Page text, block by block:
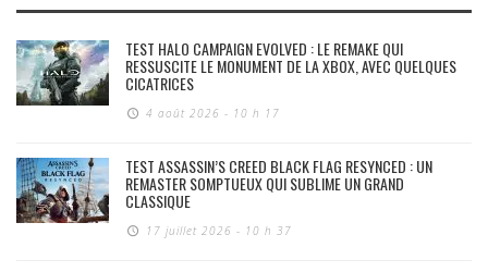
TEST HALO CAMPAIGN EVOLVED : LE REMAKE QUI
RESSUSCITE LE MONUMENT DE LA XBOX, AVEC QUELQUES
CICATRICES
4 août 2026 - 10 h 17
TEST ASSASSIN’S CREED BLACK FLAG RESYNCED : UN
REMASTER SOMPTUEUX QUI SUBLIME UN GRAND
CLASSIQUE
17 juillet 2026 - 10 h 37